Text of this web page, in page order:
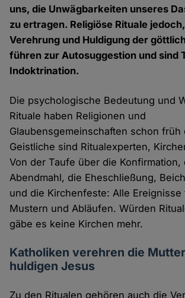
uns, die Unwägbarkeiten unseres
zu ertragen. Religiöse Rituale
Verehrung und Huldigung der
führen zur Autosuggestion und sind
Indoktrination.
Die psychologische Bedeutung und
Rituale haben Religionen und
Glaubensgemeinschaften schon früh
Geistliche sind Ritualexperten,
Von der Taufe über die Konfirmation,
Abendmahl, die Eheschließung,
und die Kirchenfeste: Alle
Mustern und Abläufen. Würden
gäbe es keine Kirchen mehr.
Katholiken verehren die
huldigen Jesus
Zu den Ritualen gehören auch die